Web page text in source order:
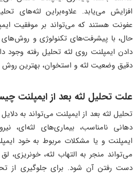
افزایش می‌یابد. علاوه‌براین لثه‌های
عفونت هستند که می‌تواند بر موفقیت
حال، با پیشرفت‌های تکنولوژی و روش‌های
دادن ایمپلنت روی لثه تحلیل رفته وجود
دقیق وضعیت لثه و استخوان، بهترین روش
علت تحلیل لثه بعد از ایمپلنت
تحلیل لثه بعد از ایمپلنت می‌تواند به
دهانی نامناسب، بیماری‌های لثه‌ای،
ایمپلنت و یا مشکلات مربوط به خود
می‌تواند منجر به التهاب لثه،
دست رفتن آن شود. برای جلوگیری از